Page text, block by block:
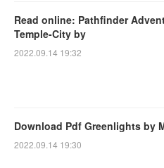
Read online: Pathfinder
Temple-City by
2022.09.14 19:32
Download Pdf Greenlights by
2022.09.14 19:30